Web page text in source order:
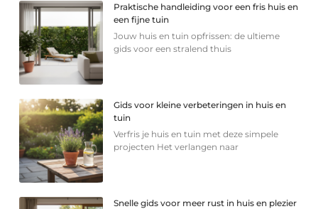
Praktische handleiding voor een fris huis en
een fijne tuin
Jouw huis en tuin opfrissen: de ultieme
gids voor een stralend thuis
Gids voor kleine verbeteringen in huis en
tuin
Verfris je huis en tuin met deze simpele
projecten Het verlangen naar
Snelle gids voor meer rust in huis en plezier